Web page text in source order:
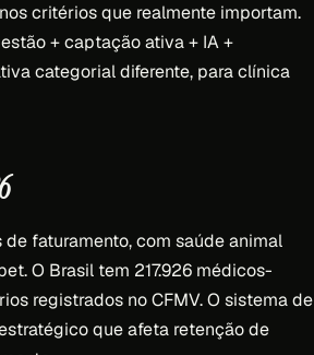
critérios que realmente importam.
+ captação ativa + IA +
categorial diferente, para clínica
faturamento, com saúde animal
O Brasil tem 217.926 médicos-
registrados no CFMV. O sistema de
que afeta retenção de